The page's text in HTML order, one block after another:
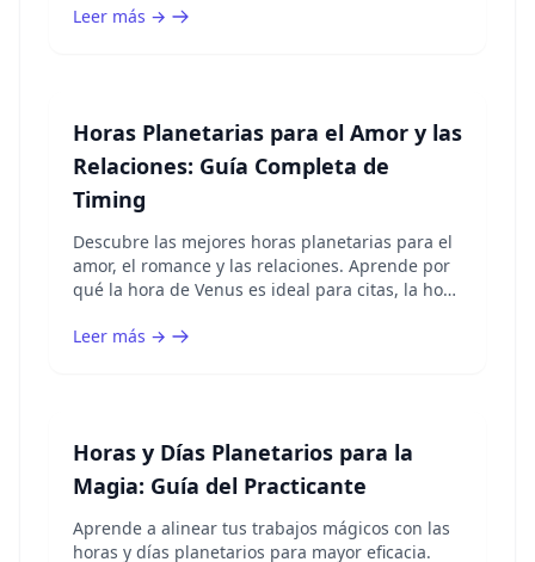
para cada hora.
Leer más →
Horas Planetarias para el Amor y las
Relaciones: Guía Completa de
Timing
Descubre las mejores horas planetarias para el
amor, el romance y las relaciones. Aprende por
qué la hora de Venus es ideal para citas, la hora
sincronizar tus actividades románticas.
Leer más →
Horas y Días Planetarios para la
Magia: Guía del Practicante
Aprende a alinear tus trabajos mágicos con las
horas y días planetarios para mayor eficacia.